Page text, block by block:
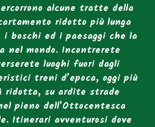
alcune tratte della
ridotto più lunga
i boschi ed i paesaggi che la
nel mondo. Incontrerete
luoghi fuori dagli
treni d’epoca, oggi più
ridotta, su ardite strade
pieno dell’Ottocentesca
Itinerari avventurosi dove